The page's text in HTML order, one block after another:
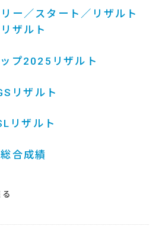
ー／スタート／リザルト
ザルト
プ2025リザルト
リザルト
リザルト
合成績